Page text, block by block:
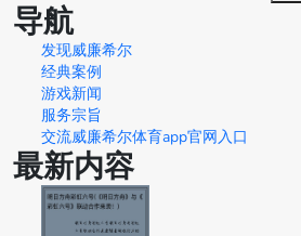
导航
发现威廉希尔
经典案例
游戏新闻
服务宗旨
交流威廉希尔体育app官网入口
最新内容